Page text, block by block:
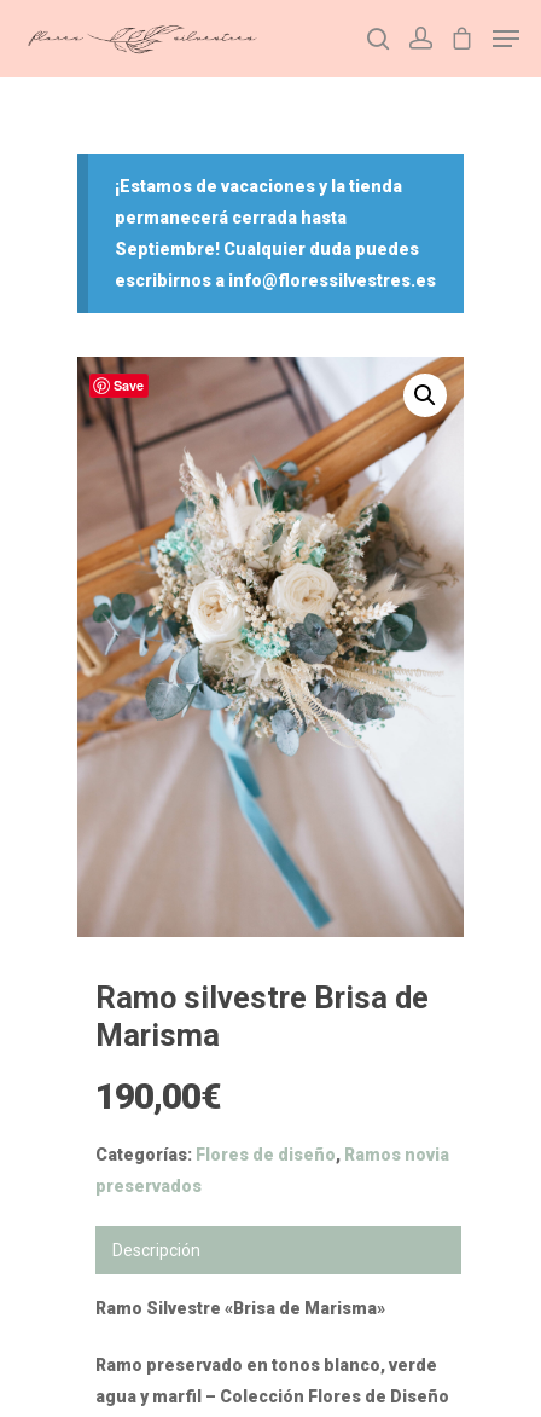
¡Estamos de vacaciones y la tienda
permanecerá cerrada hasta
Septiembre! Cualquier duda puedes
escribirnos a info@floressilvestres.es
Save
Ramo silvestre Brisa de
Marisma
190,00€
Categorías: Flores de diseño, Ramos novia
preservados
Descripción
Ramo Silvestre «Brisa de Marisma»
Ramo preservado en tonos blanco, verde
agua y marfil – Colección Flores de Diseño